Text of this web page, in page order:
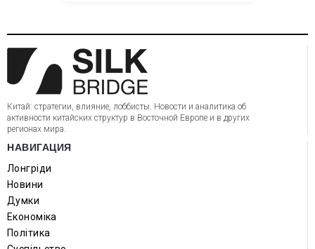
Китай: стратегии, влияние, лоббисты. Новости и аналитика об
активности китайских структур в Восточной Европе и в других
регионах мира.
НАВИГАЦИЯ
Лонгріди
Новини
Думки
Економіка
Політика